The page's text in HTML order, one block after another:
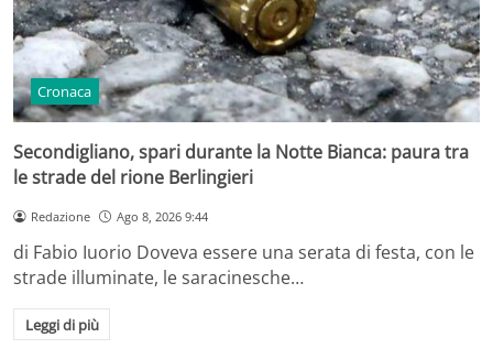
Cronaca
Secondigliano, spari durante la Notte Bianca: paura tra
le strade del rione Berlingieri
Redazione Ago 8, 2026 9:44
di Fabio Iuorio Doveva essere una serata di festa, con le
strade illuminate, le saracinesche…
Leggi di più